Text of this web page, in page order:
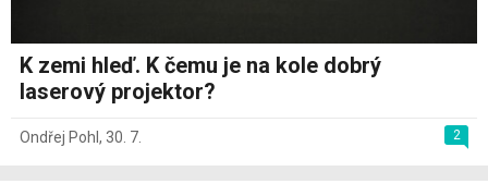
K zemi hleď. K čemu je na kole dobrý
laserový projektor?
2
Ondřej Pohl , 30. 7.